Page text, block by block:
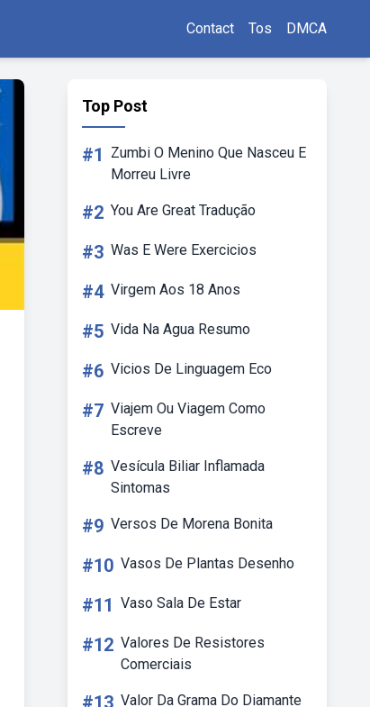
Contact Tos DMCA
Top Post
#1
Zumbi O Menino Que Nasceu E
Morreu Livre
#2 You Are Great Tradução
#3 Was E Were Exercicios
#4 Virgem Aos 18 Anos
#5 Vida Na Agua Resumo
#6 Vicios De Linguagem Eco
#7 Viajem Ou Viagem Como
Escreve
#8 Vesícula Biliar Inflamada
Sintomas
#9 Versos De Morena Bonita
#10 Vasos De Plantas Desenho
#11 Vaso Sala De Estar
#12 Valores De Resistores
Comerciais
#13 Valor Da Grama Do Diamante